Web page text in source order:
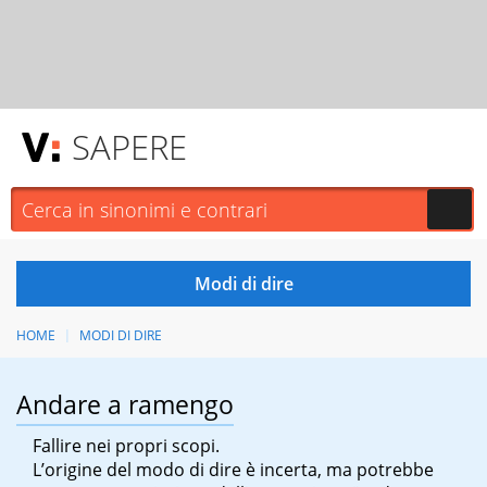
SAPERE
HOME MODI DI DIRE
Andare a ramengo
Fallire nei propri scopi.
L’origine del modo di dire è incerta, ma potrebbe